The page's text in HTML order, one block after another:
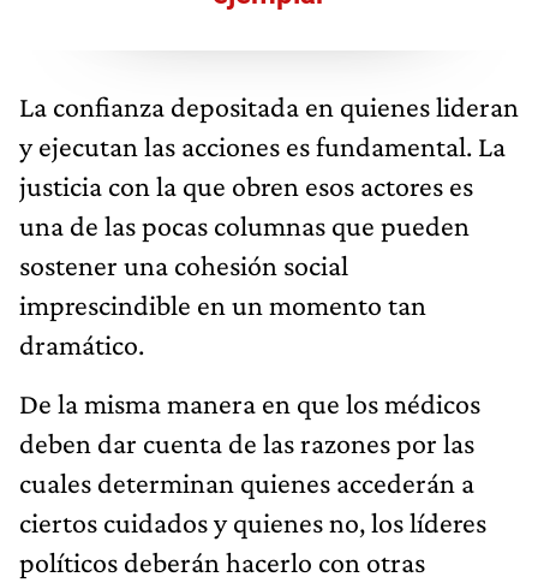
La confianza depositada en quienes lideran
y ejecutan las acciones es fundamental. La
justicia con la que obren esos actores es
una de las pocas columnas que pueden
sostener una cohesión social
imprescindible en un momento tan
dramático.
De la misma manera en que los médicos
deben dar cuenta de las razones por las
cuales determinan quienes accederán a
ciertos cuidados y quienes no, los líderes
políticos deberán hacerlo con otras